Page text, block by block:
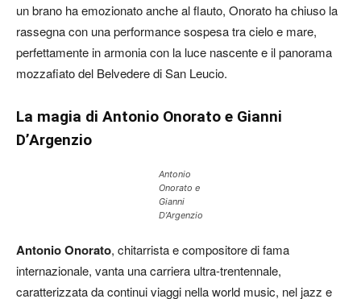
un brano ha emozionato anche al flauto, Onorato ha chiuso la
rassegna con una performance sospesa tra cielo e mare,
perfettamente in armonia con la luce nascente e il panorama
mozzafiato del Belvedere di San Leucio.
La magia di Antonio Onorato e Gianni
D’Argenzio
Antonio
Onorato e
Gianni
D’Argenzio
Antonio Onorato, chitarrista e compositore di fama
internazionale, vanta una carriera ultra-trentennale,
caratterizzata da continui viaggi nella world music, nel jazz e